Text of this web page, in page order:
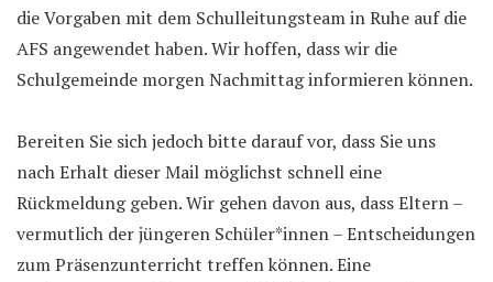
die Vorgaben mit dem Schulleitungsteam in Ruhe auf die
AFS angewendet haben. Wir hoffen, dass wir die
Schulgemeinde morgen Nachmittag informieren können.
Bereiten Sie sich jedoch bitte darauf vor, dass Sie uns
nach Erhalt dieser Mail möglichst schnell eine
Rückmeldung geben. Wir gehen davon aus, dass Eltern –
vermutlich der jüngeren Schüler*innen – Entscheidungen
zum Präsenzunterricht treffen können. Eine